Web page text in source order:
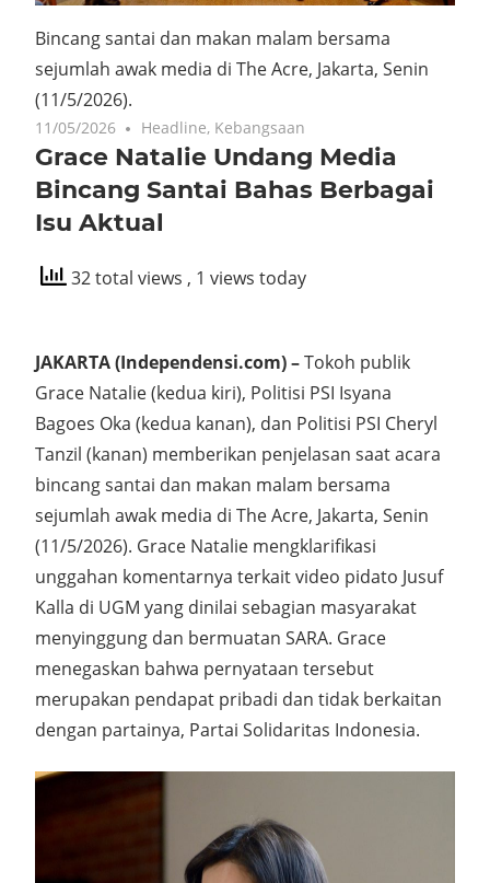
Bincang santai dan makan malam bersama
sejumlah awak media di The Acre, Jakarta, Senin
(11/5/2026).
11/05/2026 Headline, Kebangsaan
Grace Natalie Undang Media
Bincang Santai Bahas Berbagai
Isu Aktual
32 total views , 1 views today
JAKARTA (Independensi.com) –Tokoh publik
Grace Natalie (kedua kiri), Politisi PSI Isyana
Bagoes Oka (kedua kanan), dan Politisi PSI Cheryl
Tanzil (kanan) memberikan penjelasan saat acara
bincang santai dan makan malam bersama
sejumlah awak media di The Acre, Jakarta, Senin
(11/5/2026). Grace Natalie mengklarifikasi
unggahan komentarnya terkait video pidato Jusuf
Kalla di UGM yang dinilai sebagian masyarakat
menyinggung dan bermuatan SARA. Grace
menegaskan bahwa pernyataan tersebut
merupakan pendapat pribadi dan tidak berkaitan
dengan partainya, Partai Solidaritas Indonesia.